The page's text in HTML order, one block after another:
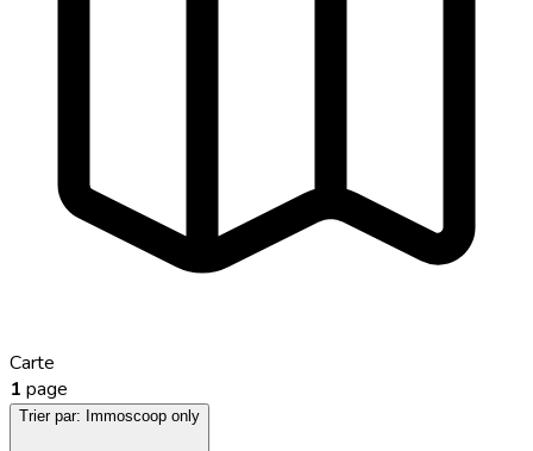
Carte
1 page
Trier par: Immoscoop only